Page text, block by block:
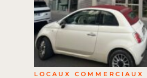
LOCAUX COMMERCIAUX